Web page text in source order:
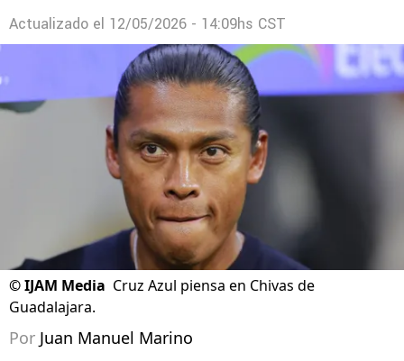
Actualizado el 12/05/2026 - 14:09hs CST
©IJAM Media Cruz Azul piensa en Chivas de
Guadalajara.
Por Juan Manuel Marino